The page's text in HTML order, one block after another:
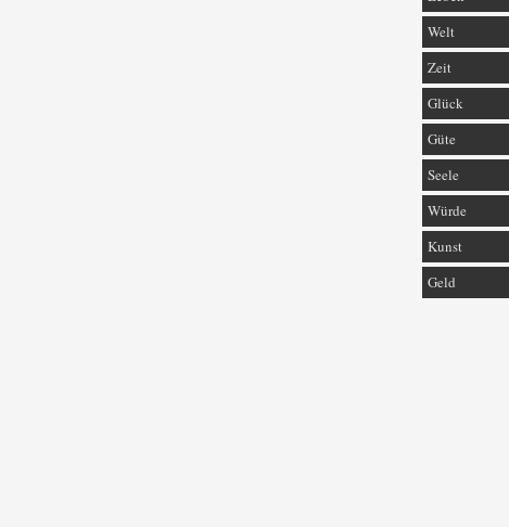
Welt
Zeit
Glück
Güte
Seele
Würde
Kunst
Geld